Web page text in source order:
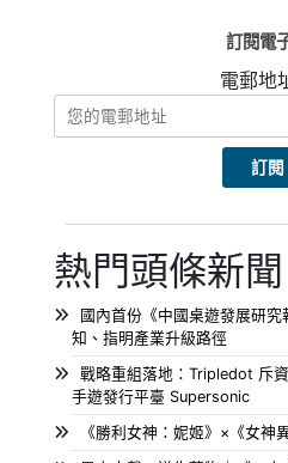
訂閱電
電郵地
熱門頭條新聞
國內首份《中國桌遊發展研
知、指明產業升級路徑
戰略重組落地：Tripledot 斥
手遊發行平臺 Supersonic
《勝利女神：妮姬》×《女神